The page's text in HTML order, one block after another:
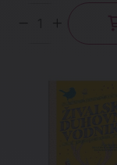
Količina